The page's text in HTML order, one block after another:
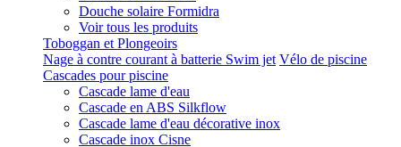
Douche solaire Formidra
Voir tous les produits
Toboggan et Plongeoirs
Nage à contre courant à batterie Swim jet Vélo de piscine
Cascades pour piscine
Cascade lame d'eau
Cascade en ABS Silkflow
Cascade lame d'eau décorative inox
Cascade inox Cisne